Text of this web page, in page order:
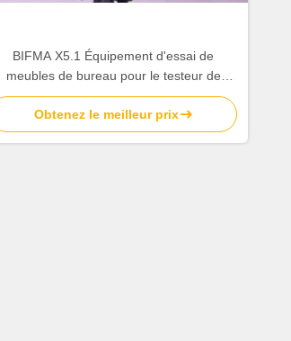
BIFMA X5.1 Équipement d'essai de
meubles de bureau pour le testeur de
durabilité des accoudoirs de chaise
Obtenez le meilleur prix